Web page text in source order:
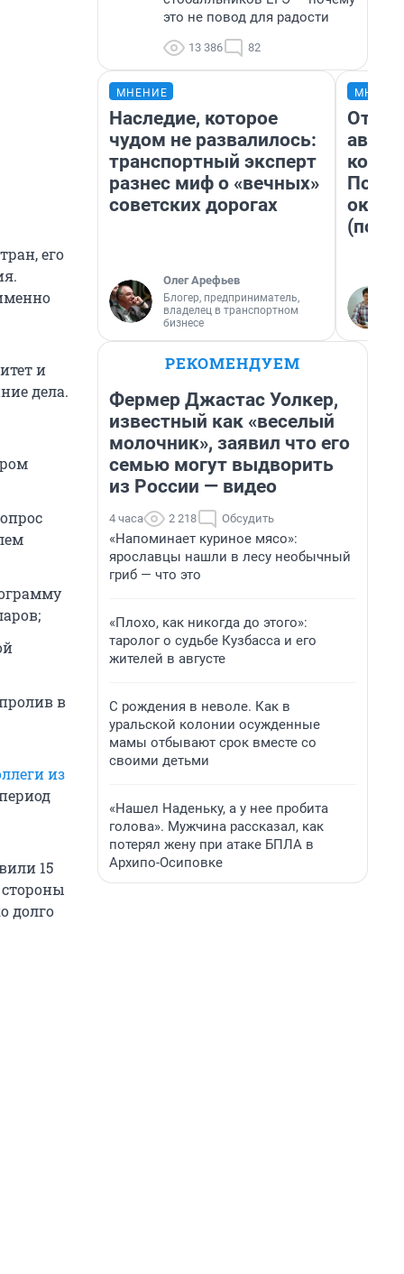
его
и
дела.
в
из
15
долго
это не повод для радости
13 386 82
МНЕНИЕ
Наследие, которое
чудом не развалилось:
транспортный эксперт
разнес миф о «вечных»
советских дорогах
Олег Арефьев
Блогер, предприниматель,
владелец в транспортном
бизнесе
От
РЕКОМЕНДУЕМ
Фермер Джастас Уолкер,
известный как «веселый
молочник», заявил что его
семью могут выдворить
из России — видео
4 часа 2 218 Обсудить
«Напоминает куриное мясо»:
ярославцы нашли в лесу необычный
гриб — что это
«Плохо, как никогда до этого»:
таролог о судьбе Кузбасса и его
жителей в августе
С рождения в неволе. Как в
уральской колонии осужденные
мамы отбывают срок вместе со
своими детьми
«Нашел Наденьку, а у нее пробита
голова». Мужчина рассказал, как
потерял жену при атаке БПЛА в
Архипо-Осиповке